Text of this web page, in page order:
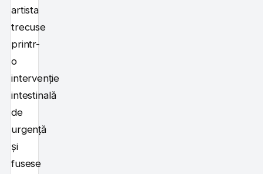
artista
trecuse
printr-
o
intervenție
intestinală
de
urgență
și
fusese